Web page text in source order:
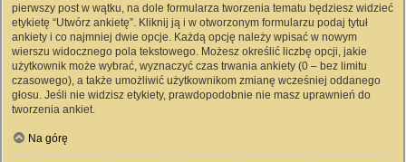
pierwszy post w wątku, na dole formularza tworzenia tematu będziesz widzieć
etykietę “Utwórz ankietę”. Kliknij ją i w otworzonym formularzu podaj tytuł
ankiety i co najmniej dwie opcje. Każdą opcję należy wpisać w nowym
wierszu widocznego pola tekstowego. Możesz określić liczbę opcji, jakie
użytkownik może wybrać, wyznaczyć czas trwania ankiety (0 – bez limitu
czasowego), a także umożliwić użytkownikom zmianę wcześniej oddanego
głosu. Jeśli nie widzisz etykiety, prawdopodobnie nie masz uprawnień do
tworzenia ankiet.
Na górę